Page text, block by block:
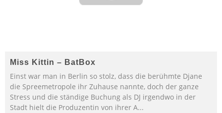
Miss Kittin – BatBox
Einst war man in Berlin so stolz, dass die berühmte Djane
die Spreemetropole ihr Zuhause nannte, doch der ganze
Stress und die ständige Buchung als DJ irgendwo in der
Stadt hielt die Produzentin von ihrer A...